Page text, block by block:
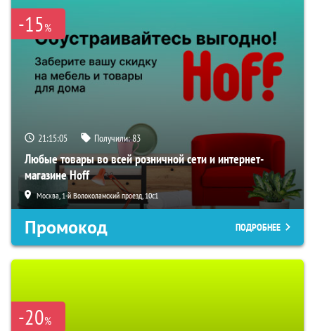
-15%
21:15:04 Получили:83
Любые товары во всей розничной сети и интернет-
магазине Hoff
Москва, 1-й Волоколамский проезд, 10с1
Промокод ПОДРОБНЕЕ
-20%